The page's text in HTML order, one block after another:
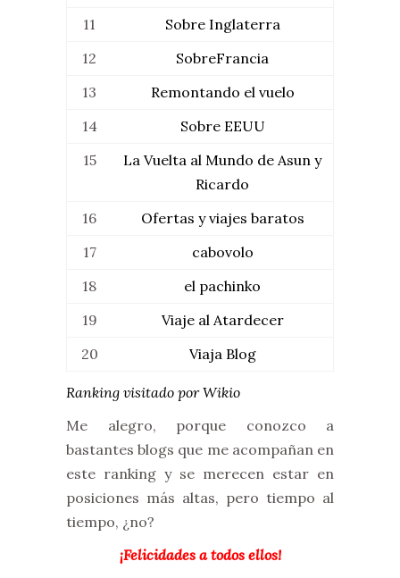
11
Sobre Inglaterra
12
SobreFrancia
13
Remontando el vuelo
14
Sobre EEUU
15
La Vuelta al Mundo de Asun y
Ricardo
16
Ofertas y viajes baratos
17
cabovolo
18
el pachinko
19
Viaje al Atardecer
20
Viaja Blog
Ranking visitado por Wikio
Me alegro, porque conozco a
bastantes blogs que me acompañan en
este ranking y se merecen estar en
posiciones más altas, pero tiempo al
tiempo, ¿no?
¡Felicidades a todos ellos!